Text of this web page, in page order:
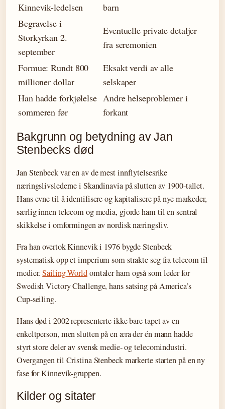
Kinnevik-ledelsen
barn
Begravelse i
Storkyrkan 2.
september
Eventuelle private detaljer
fra seremonien
Formue: Rundt 800
millioner dollar
Eksakt verdi av alle
selskaper
Han hadde forkjølelse
sommeren før
Andre helseproblemer i
forkant
Bakgrunn og betydning av Jan
Stenbecks død
Jan Stenbeck var en av de mest innflytelsesrike
næringslivslederne i Skandinavia på slutten av 1900-tallet.
Hans evne til å identifisere og kapitalisere på nye markeder,
særlig innen telecom og media, gjorde ham til en sentral
skikkelse i omformingen av nordisk næringsliv.
Fra han overtok Kinnevik i 1976 bygde Stenbeck
systematisk opp et imperium som strakte seg fra telecom til
medier.Sailing Worldomtaler ham også som leder for
Swedish Victory Challenge, hans satsing på America’s
Cup-seiling.
Hans død i 2002 representerte ikke bare tapet av en
enkeltperson, men slutten på en æra der én mann hadde
styrt store deler av svensk medie- og telecomindustri.
Overgangen til Cristina Stenbeck markerte starten på en ny
fase for Kinnevik-gruppen.
Kilder og sitater